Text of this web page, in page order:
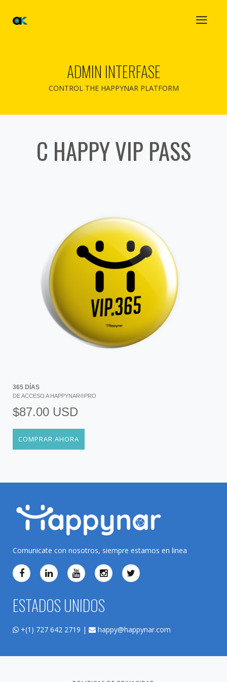
ADMIN INTERFASE
CONTROL THE HAPPYNAR PLATFORM
C HAPPY VIP PASS
365 DÍAS
DE ACCESO A HAPPYNAR®PRO
$87.00 USD
COMPRAR AHORA
Comunicate con nosotros, siempre estamos en linea
ESTADOS UNIDOS
+(1) 727 642 2719 | happy@happynar.com